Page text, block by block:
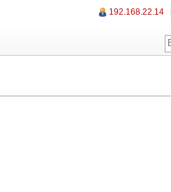
192.168.22.14